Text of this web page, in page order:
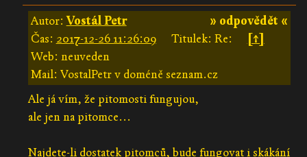
» odpovědět «
Autor:Vostál Petr
Čas: 2017-12-26 11:26:09 Titulek: Re:
[↑]
Web: neuveden
Mail: VostalPetr v doméně seznam.cz
Ale já vím, že pitomosti fungujou,
ale jen na pitomce...
Najdete-li dostatek pitomců, bude fungovat i skákání